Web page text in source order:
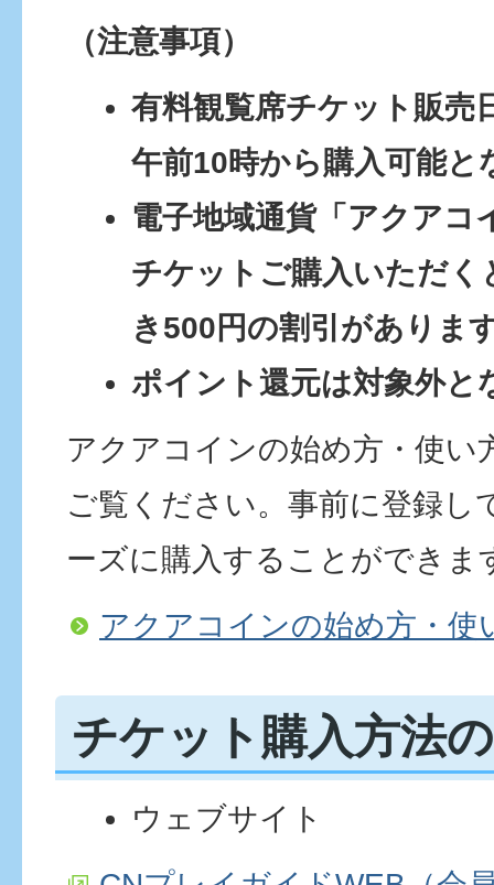
（注意事項）
有料観覧席チケット販売
午前10時から購入可能と
電子地域通貨「アクアコ
チケットご購入いただ
き500円の割引がありま
ポイント還元は対象外と
アクアコインの始め方・使い
ご覧ください。事前に登録し
ーズに購入することができま
アクアコインの始め方・使
チケット購入方法
ウェブサイト